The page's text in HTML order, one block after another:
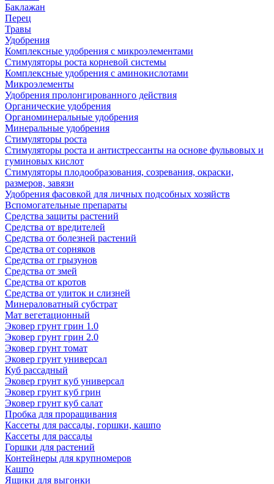
Баклажан
Перец
Травы
Удобрения
Комплексные удобрения с микроэлементами
Стимуляторы роста корневой системы
Комплексные удобрения с аминокислотами
Микроэлементы
Удобрения пролонгированного действия
Органические удобрения
Органоминеральные удобрения
Минеральные удобрения
Стимуляторы роста
Стимуляторы роста и антистрессанты на основе фульвовых и
гуминовых кислот
Стимуляторы плодообразования, созревания, окраски,
размеров, завязи
Удобрения фасовкой для личных подсобных хозяйств
Вспомогательные препараты
Средства защиты растений
Средства от вредителей
Средства от болезней растений
Средства от сорняков
Средства от грызунов
Средства от змей
Средства от кротов
Средства от улиток и слизней
Минераловатный субстрат
Мат вегетационный
Эковер грунт грин 1.0
Эковер грунт грин 2.0
Эковер грунт томат
Эковер грунт универсал
Куб рассадный
Эковер грунт куб универсал
Эковер грунт куб грин
Эковер грунт куб салат
Пробка для проращивания
Кассеты для рассады, горшки, кашпо
Кассеты для рассады
Горшки для растений
Контейнеры для крупномеров
Кашпо
Ящики для выгонки